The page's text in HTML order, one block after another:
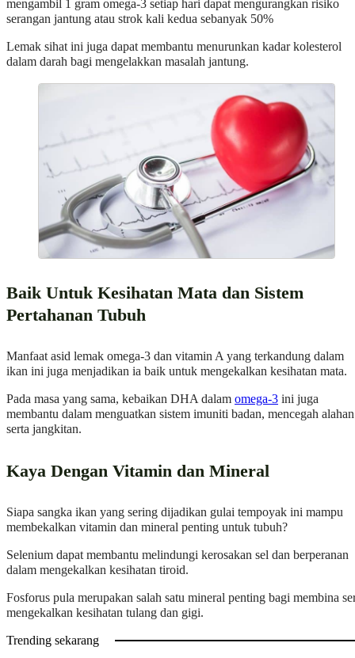
mengambil 1 gram omega-3 setiap hari dapat mengurangkan risiko
serangan jantung atau strok kali kedua sebanyak 50%
Lemak sihat ini juga dapat membantu menurunkan kadar kolesterol
dalam darah bagi mengelakkan masalah jantung.
Baik Untuk Kesihatan Mata dan Sistem
Pertahanan Tubuh
Manfaat asid lemak omega-3 dan vitamin A yang terkandung dalam
ikan ini juga menjadikan ia baik untuk mengekalkan kesihatan mata.
Pada masa yang sama, kebaikan DHA dalam omega-3 ini juga
membantu dalam menguatkan sistem imuniti badan, mencegah alahan
serta jangkitan.
Kaya Dengan Vitamin dan Mineral
Siapa sangka ikan yang sering dijadikan gulai tempoyak ini mampu
membekalkan vitamin dan mineral penting untuk tubuh?
Selenium dapat membantu melindungi kerosakan sel dan berperanan
dalam mengekalkan kesihatan tiroid.
Fosforus pula merupakan salah satu mineral penting bagi membina
mengekalkan kesihatan tulang dan gigi.
Trending sekarang